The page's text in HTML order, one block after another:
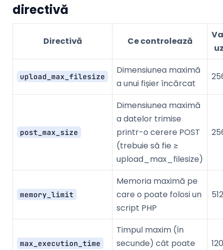
directivă
Directivă Ce controlează
upload_max_filesize
Dimensiunea maximă
a unui fișier încărcat
post_max_size
Dimensiunea maximă
a datelor trimise
printr-o cerere POST
(trebuie să fie ≥
upload_max_filesize)
memory_limit
Memoria maximă pe
care o poate folosi un
script PHP
max_execution_time
Timpul maxim (în
secunde) cât poate
120